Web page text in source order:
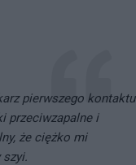
pierwszego kontaktu
przeciwzapalne i
że ciężko mi
szyi.